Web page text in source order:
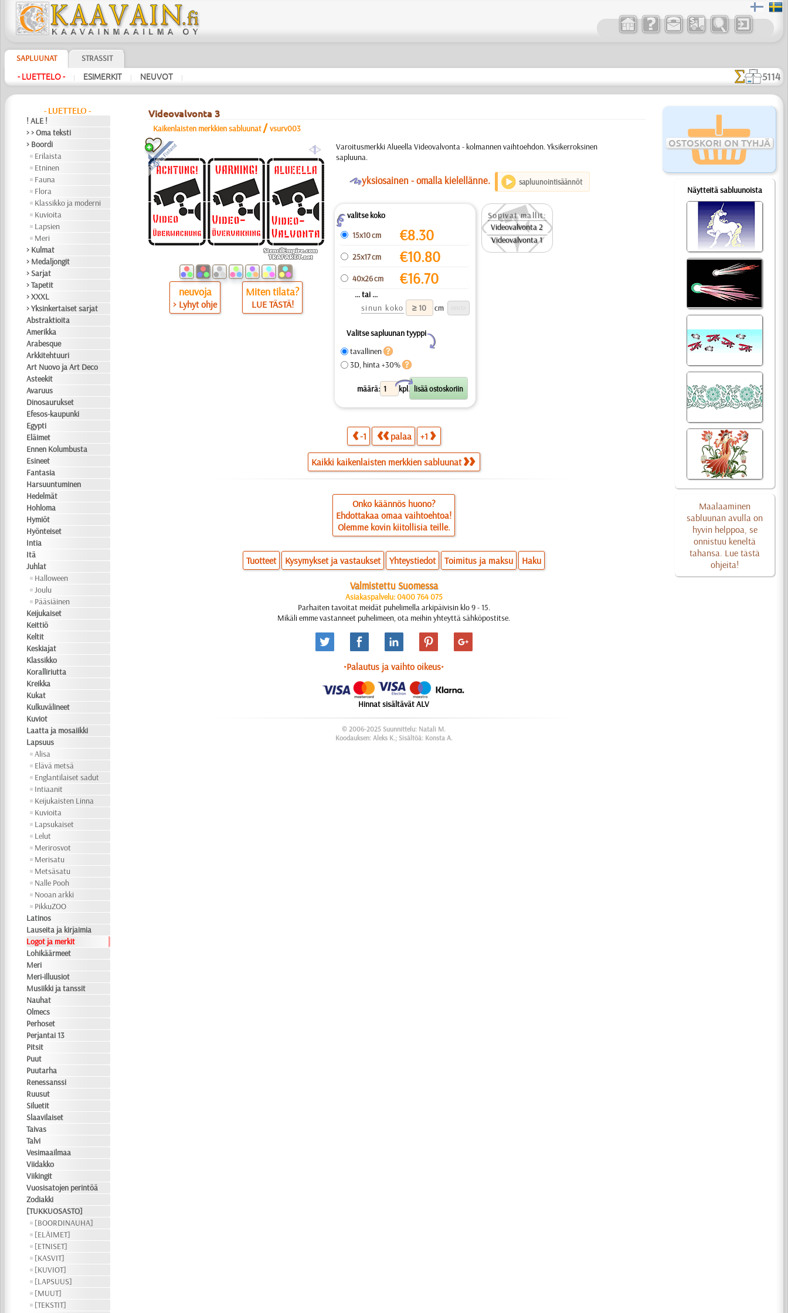
SAPLUUNAT STRASSIT
- LUETTELO - | ESIMERKIT | NEUVOT | 5114
- LUETTELO -
! ALE !
> > Oma teksti
> Boordi
Erilaista
Etninen
Fauna
Flora
Klassikko ja moderni
Kuvioita
Lapsien
Meri
> Kulmat
> Medaljongit
> Sarjat
> Tapetit
> XXXL
> Yksinkertaiset sarjat
Abstraktioita
Amerikka
Arabesque
Arkkitehtuuri
Art Nuovo ja Art Deco
Asteekit
Avaruus
Dinosaurukset
Efesos-kaupunki
Egypti
Eläimet
Ennen Kolumbusta
Esineet
Fantasia
Harsuuntuminen
Hedelmät
Hohloma
Hymiöt
Hyönteiset
Intia
Itä
Juhlat
Halloween
Joulu
Pääsiäinen
Keijukaiset
Keittiö
Keltit
Keskiajat
Klassikko
Koralliriutta
Kreikka
Kukat
Kulkuvälineet
Kuviot
Laatta ja mosaiikki
Lapsuus
Alisa
Elävä metsä
Englantilaiset sadut
Intiaanit
Keijukaisten Linna
Kuvioita
Lapsukaiset
Lelut
Merirosvot
Merisatu
Metsäsatu
Nalle Pooh
Nooan arkki
PikkuZOO
Latinos
Lauseita ja kirjaimia
Logot ja merkit
Lohikäärmeet
Meri
Meri-illuusiot
Musiikki ja tanssit
Nauhat
Olmecs
Perhoset
Perjantai 13
Pitsit
Puut
Puutarha
Renessanssi
Ruusut
Siluetit
Slaavilaiset
Taivas
Talvi
Vesimaailmaa
Viidakko
Viikingit
Vuosisatojen perintöä
Zodiakki
[TUKKUOSASTO]
[BOORDINAUHA]
[ELÄIMET]
[ETNISET]
[KASVIT]
[KUVIOT]
[LAPSUUS]
[MUUT]
[TEKSTIT]
OSTOSKORI ON TYHJÄ
Näytteitä sabluunoista
Maalaaminen
sabluunan avulla on
hyvin helppoa, se
onnistuu keneltä
tahansa. Lue tästä
ohjeita!
Videovalvonta 3
Kaikenlaisten merkkien sabluunat /vsurv003
a
neuvoja
> Lyhyt ohje
Miten tilata?
LUE TÄSTÄ!
Varoitusmerkki Alueella Videovalvonta - kolmannen vaihtoehdon. Yksikerroksinen
sapluuna.
Oyksiosainen - omalla kielellänne. sapluunointisäännöt
Zvalitse koko
15x10 cm
€8.30
25x17 cm €10.80
40x26 cm €16.70
... tai ...
sinun koko
cm
Valitse sapluunan tyyppi
Y
tavallinen
3D, hinta +30%
määrä: kpl.
X
Sopivat mallit:
Videovalvonta 2
Videovalvonta 1
-1 palaa +1
Kaikki kaikenlaisten merkkien sabluunat
Onko käännös huono?
Ehdottakaa omaa vaihtoehtoa!
Olemme kovin kiitollisia teille.
Tuotteet Kysymykset ja vastaukset Yhteystiedot Toimitus ja maksu Haku
Valmistettu Suomessa
Asiakaspalvelu: 0400 764 075
Parhaiten tavoitat meidät puhelimella arkipäivisin klo 9 - 15.
Mikäli emme vastanneet puhelimeen, ota meihin yhteyttä sähköpostitse.
•Palautus ja vaihto oikeus•
Hinnat sisältävät ALV
© 2006-2025 Suunnittelu: Natali M.
Koodauksen: Aleks K.; Sisältöä: Konsta A.